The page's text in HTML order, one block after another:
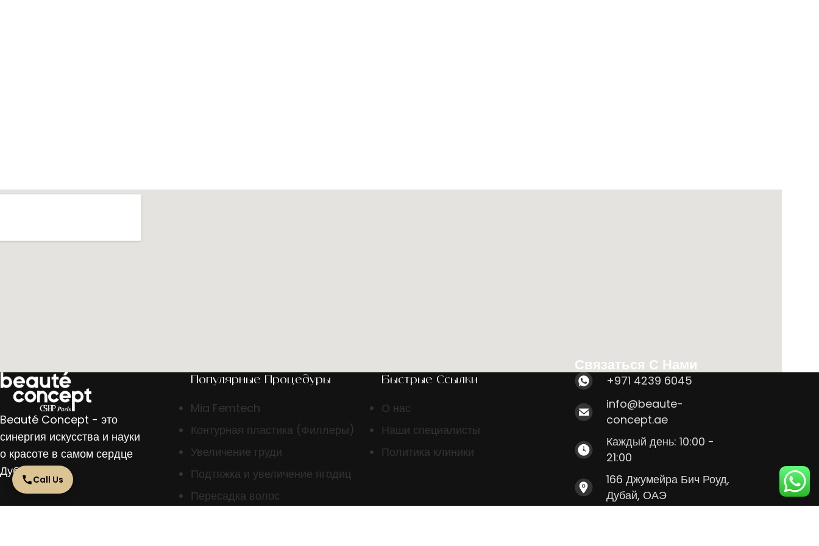
Beauté Concept - это
синергия искусства и науки
о красоте в самом сердце
Дубая.
Популярные Процедуры
Mia Femtech
Контурная пластика (Филлеры)
Увеличение груди
Подтяжка и увеличение ягодиц
Пересадка волос
Быстрые Ссылки
О нас
Наши специалисты
Политика клиники
Связаться С Нами
+971 4239 6045
info@beaute-
concept.ae
Каждый день: 10:00 -
21:00
166 Джумейра Бич Роуд,
Дубай, ОАЭ
Call Us